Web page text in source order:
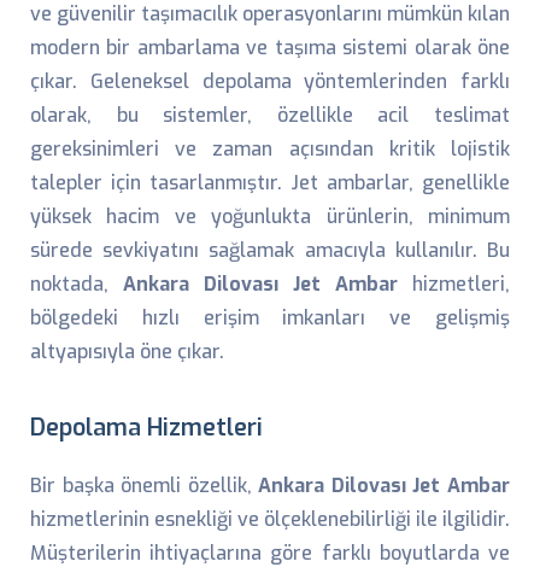
ve güvenilir taşımacılık operasyonlarını mümkün kılan
modern bir ambarlama ve taşıma sistemi olarak öne
çıkar. Geleneksel depolama yöntemlerinden farklı
olarak, bu sistemler, özellikle acil teslimat
gereksinimleri ve zaman açısından kritik lojistik
talepler için tasarlanmıştır. Jet ambarlar, genellikle
yüksek hacim ve yoğunlukta ürünlerin, minimum
sürede sevkiyatını sağlamak amacıyla kullanılır. Bu
noktada, Ankara Dilovası Jet Ambar hizmetleri,
bölgedeki hızlı erişim imkanları ve gelişmiş
altyapısıyla öne çıkar.
Depolama Hizmetleri
Bir başka önemli özellik,Ankara Dilovası Jet Ambar
hizmetlerinin esnekliği ve ölçeklenebilirliği ile ilgilidir.
Müşterilerin ihtiyaçlarına göre farklı boyutlarda ve